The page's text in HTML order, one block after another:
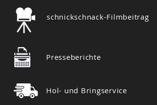
schnickschnack-Filmbeitrag
Presseberichte
Hol- und Bringservice